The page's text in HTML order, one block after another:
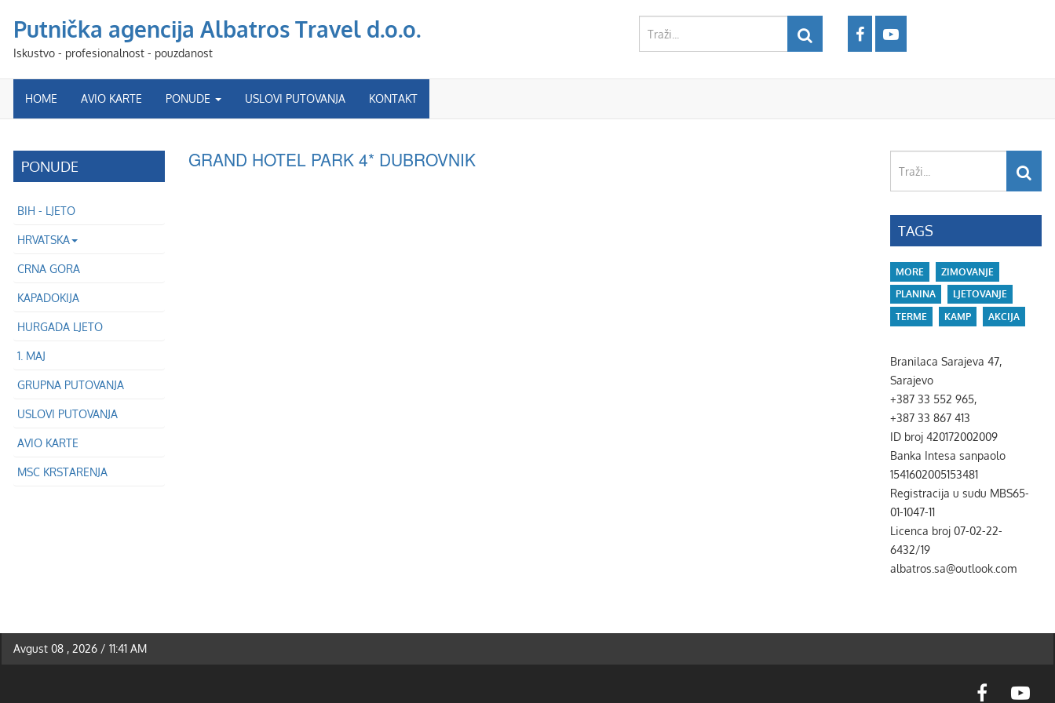
Putnička agencija Albatros Travel d.o.o.
Iskustvo - profesionalnost - pouzdanost
HOME AVIO KARTE PONUDE USLOVI PUTOVANJA KONTAKT
GRAND HOTEL PARK 4* DUBROVNIK
PONUDE
BIH - LJETO
HRVATSKA
CRNA GORA
KAPADOKIJA
HURGADA LJETO
1. MAJ
GRUPNA PUTOVANJA
USLOVI PUTOVANJA
AVIO KARTE
MSC KRSTARENJA
TAGS
MORE
ZIMOVANJE
PLANINA
LJETOVANJE
TERME
KAMP AKCIJA
Branilaca Sarajeva 47,
Sarajevo
+387 33 552 965,
+387 33 867 413
ID broj 420172002009
Banka Intesa sanpaolo
1541602005153481
Registracija u sudu MBS65-
01-1047-11
Licenca broj 07-02-22-
6432/19
albatros.sa@outlook.com
Avgust 08 , 2026 / 11:41 AM